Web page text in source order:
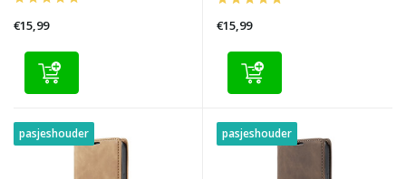
€15,99 €15,99
pasjeshouder pasjeshouder